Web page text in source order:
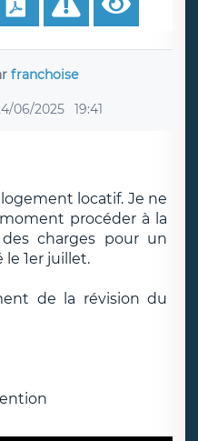
franchoise
06/2025 19:41
locatif. Je ne
procéder à la
charges pour un
1er juillet.
de la révision du